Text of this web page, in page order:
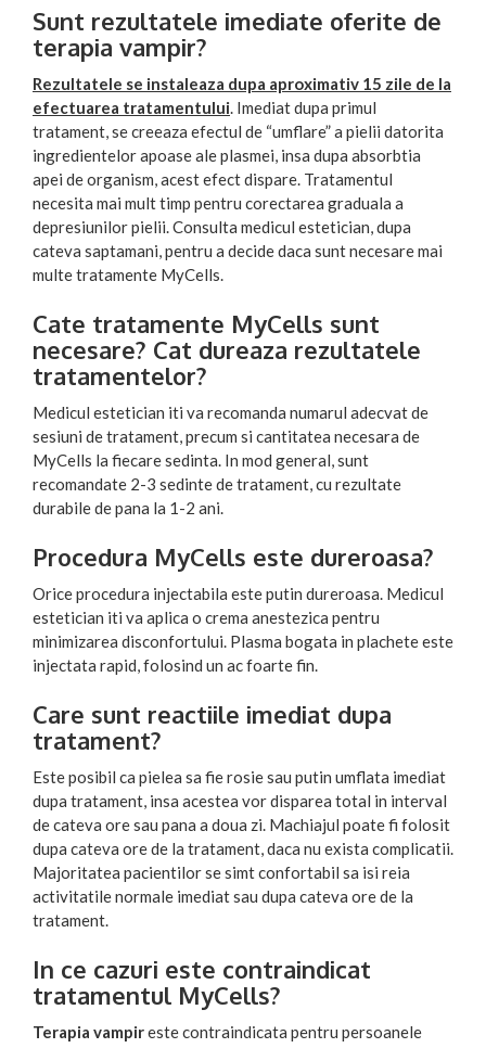
Sunt rezultatele imediate oferite de
terapia vampir?
Rezultatele se instaleaza dupa aproximativ 15 zile de la
efectuarea tratamentului. Imediat dupa primul
tratament, se creeaza efectul de “umflare” a pielii datorita
ingredientelor apoase ale plasmei, insa dupa absorbtia
apei de organism, acest efect dispare. Tratamentul
necesita mai mult timp pentru corectarea graduala a
depresiunilor pielii. Consulta medicul estetician, dupa
cateva saptamani, pentru a decide daca sunt necesare mai
multe tratamente MyCells.
Cate tratamente MyCells sunt
necesare? Cat dureaza rezultatele
tratamentelor?
Medicul estetician iti va recomanda numarul adecvat de
sesiuni de tratament, precum si cantitatea necesara de
MyCells la fiecare sedinta. In mod general, sunt
recomandate 2-3 sedinte de tratament, cu rezultate
durabile de pana la 1-2 ani.
Procedura MyCells este dureroasa?
Orice procedura injectabila este putin dureroasa. Medicul
estetician iti va aplica o crema anestezica pentru
minimizarea disconfortului. Plasma bogata in plachete este
injectata rapid, folosind un ac foarte fin.
Care sunt reactiile imediat dupa
tratament?
Este posibil ca pielea sa fie rosie sau putin umflata imediat
dupa tratament, insa acestea vor disparea total in interval
de cateva ore sau pana a doua zi. Machiajul poate fi folosit
dupa cateva ore de la tratament, daca nu exista complicatii.
Majoritatea pacientilor se simt confortabil sa isi reia
activitatile normale imediat sau dupa cateva ore de la
tratament.
In ce cazuri este contraindicat
tratamentul MyCells?
Terapia vampireste contraindicata pentru persoanele